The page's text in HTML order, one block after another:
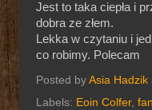
Jest to taka ciepła i
dobra ze złem.
Lekka w czytaniu i
co robimy. Polecam
Posted by Asia Hadzik
Labels: Eoin Colfer,